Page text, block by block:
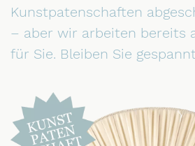
Kunstpatenschaften
– aber wir arbeiten bereits
für Sie. Bleiben Sie